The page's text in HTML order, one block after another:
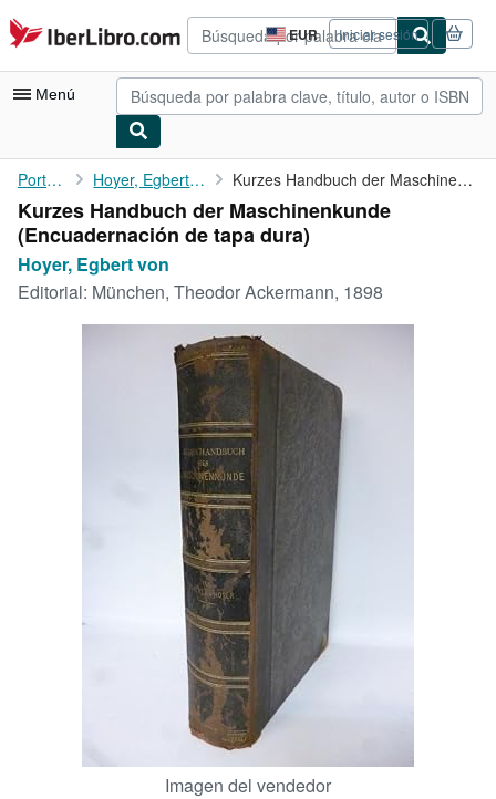
Pasar al contenido principal
IberLibro.com EUR
Preferencias
de
compra
del
Iniciar sesión
Menú
Mi cuenta
Consultar mis pedidos
Búsqueda avanzada
Colecciones
CERRAR
Portada Hoyer, Egbert von Kurzes Handbuch der Maschinenkunde
Kurzes Handbuch der Maschinenkunde
(Encuadernación de tapa dura)
Hoyer, Egbert von
Editorial: München, Theodor Ackermann, 1898
Imagen del vendedor